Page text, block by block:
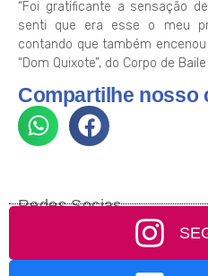
“Foi gratificante a sensação
senti que era esse o meu
contando que também
“Dom Quixote”, do Corpo de
Compartilhe nosso
Redes Socias